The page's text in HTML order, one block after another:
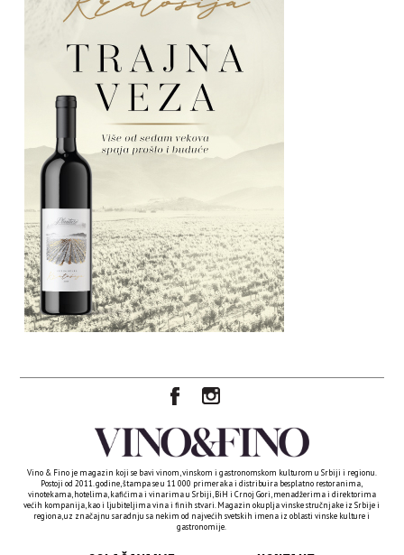
Vino & Fino je magazin koji se bavi vinom, vinskom i gastronomskom kulturom u Srbiji i regionu.
Postoji od 2011. godine, štampa se u 11 000 primeraka i distribuira besplatno restoranima,
vinotekama, hotelima, kafićima i vinarima u Srbiji, BiH i Crnoj Gori, menadžerima i direktorima
većih kompanija, kao i ljubiteljima vina i finih stvari. Magazin okuplja vinske stručnjake iz Srbije i
regiona, uz značajnu saradnju sa nekim od najvećih svetskih imena iz oblasti vinske kulture i
gastronomije.